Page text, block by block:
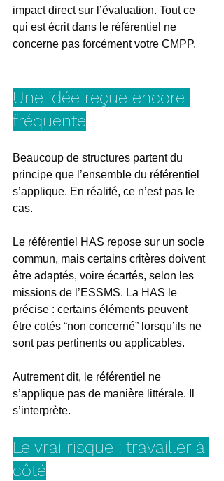
impact direct sur l’évaluation. Tout ce
qui est écrit dans le référentiel ne
concerne pas forcément votre CMPP.
Une idée reçue encore
fréquente
Beaucoup de structures partent du
principe que l’ensemble du référentiel
s’applique. En réalité, ce n’est pas le
cas.
Le référentiel HAS repose sur un socle
commun, mais certains critères doivent
être adaptés, voire écartés, selon les
missions de l’ESSMS. La HAS le
précise : certains éléments peuvent
être cotés “non concerné” lorsqu’ils ne
sont pas pertinents ou applicables.
Autrement dit, le référentiel ne
s’applique pas de manière littérale. Il
s’interprète.
Le vrai risque : travailler à
côté